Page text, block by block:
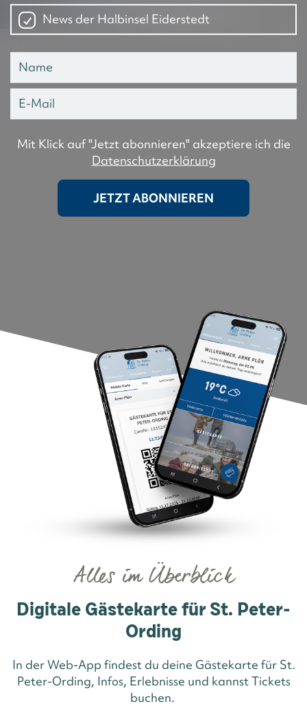
News der Halbinsel Eiderstedt
Mit Klick auf "Jetzt abonnieren" akzeptiere ich die
Datenschutzerklärung
Alles im Überblick
Digitale Gästekarte für St. Peter-
Ording
In der Web-App findest du deine Gästekarte für St.
Peter-Ording, Infos, Erlebnisse und kannst Tickets
buchen.